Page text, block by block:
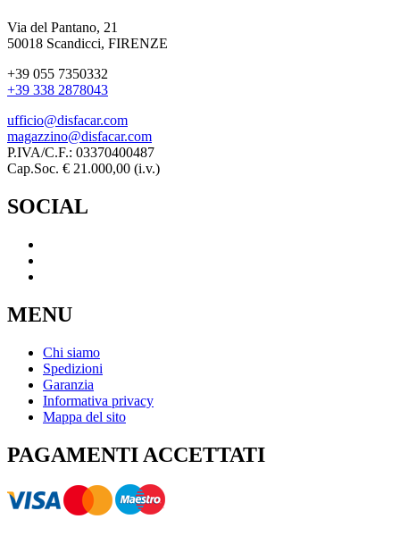
Via del Pantano, 21
50018 Scandicci, FIRENZE
+39 055 7350332
+39 338 2878043
ufficio@disfacar.com
magazzino@disfacar.com
P.IVA/C.F.: 03370400487
Cap.Soc. € 21.000,00 (i.v.)
SOCIAL
MENU
Chi siamo
Spedizioni
Garanzia
Informativa privacy
Mappa del sito
PAGAMENTI ACCETTATI